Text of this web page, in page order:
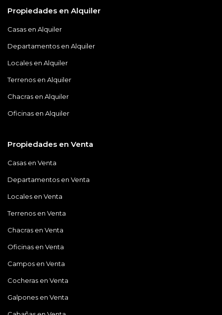
Propiedades en Alquiler
Casas en Alquiler
Departamentos en Alquiler
Locales en Alquiler
Terrenos en Alquiler
Chacras en Alquiler
Oficinas en Alquiler
Propiedades en Venta
Casas en Venta
Departamentos en Venta
Locales en Venta
Terrenos en Venta
Chacras en Venta
Oficinas en Venta
Campos en Venta
Cocheras en Venta
Galpones en Venta